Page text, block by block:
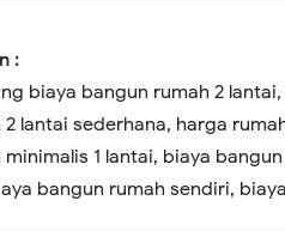
:
biaya bangun rumah 2
lantai sederhana, harga
1 lantai, biaya
bangun rumah sendiri,